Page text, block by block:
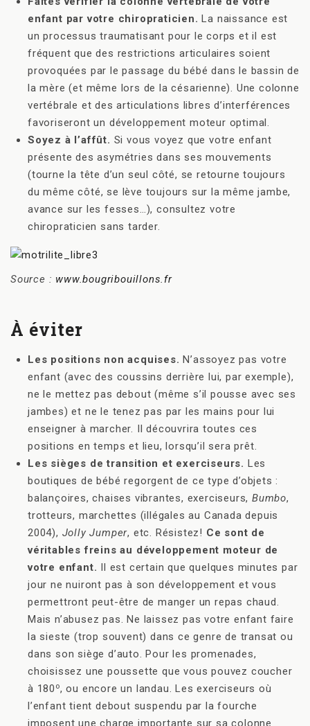
enfant par votre chiropraticien. La naissance est
un processus traumatisant pour le corps et il est
fréquent que des restrictions articulaires soient
provoquées par le passage du bébé dans le bassin de
la mère (et même lors de la césarienne). Une colonne
vertébrale et des articulations libres d’interférences
favoriseront un développement moteur optimal.
Soyez à l’affût. Si vous voyez que votre enfant
présente des asymétries dans ses mouvements
(tourne la tête d’un seul côté, se retourne toujours
du même côté, se lève toujours sur la même jambe,
avance sur les fesses…), consultez votre
chiropraticien sans tarder.
Source : www.bougribouillons.fr
À éviter
Les positions non acquises. N’assoyez pas votre
enfant (avec des coussins derrière lui, par exemple),
ne le mettez pas debout (même s’il pousse avec ses
jambes) et ne le tenez pas par les mains pour lui
enseigner à marcher. Il découvrira toutes ces
positions en temps et lieu, lorsqu’il sera prêt.
Les sièges de transition et exerciseurs. Les
boutiques de bébé regorgent de ce type d’objets :
balançoires, chaises vibrantes, exerciseurs, Bumbo,
trotteurs, marchettes (illégales au Canada depuis
2004), Jolly Jumper, etc. Résistez! Ce sont de
véritables freins au développement moteur de
votre enfant. Il est certain que quelques minutes par
jour ne nuiront pas à son développement et vous
permettront peut-être de manger un repas chaud.
Mais n’abusez pas. Ne laissez pas votre enfant faire
la sieste (trop souvent) dans ce genre de transat ou
dans son siège d’auto. Pour les promenades,
choisissez une poussette que vous pouvez coucher
à 180 o, ou encore un landau. Les exerciseurs où
l’enfant tient debout suspendu par la fourche
imposent une charge importante sur sa colonne